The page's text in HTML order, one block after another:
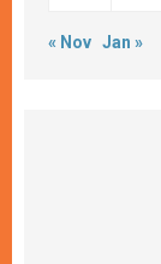
« Nov Jan »